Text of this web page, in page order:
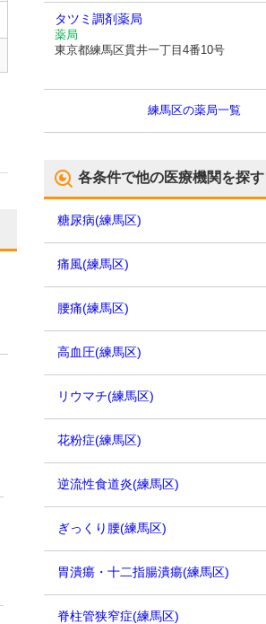
タツミ調剤薬局
薬局
東京都練馬区貫井一丁目4番10号
練馬区の薬局一覧
各条件で他の医療機関を探す
糖尿病(練馬区)
痛風(練馬区)
腰痛(練馬区)
高血圧(練馬区)
リウマチ(練馬区)
花粉症(練馬区)
逆流性食道炎(練馬区)
ぎっくり腰(練馬区)
胃潰瘍・十二指腸潰瘍(練馬区)
脊柱管狭窄症(練馬区)